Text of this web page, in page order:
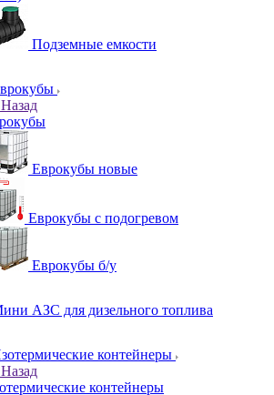
Подземные емкости
Назад
Еврокубы новые
Еврокубы с подогревом
Еврокубы б/у
АЗС для дизельного топлива
контейнеры
Назад
контейнеры